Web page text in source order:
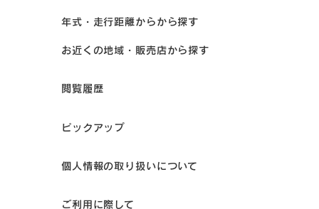
年式・走行距離からから探す
お近くの地域・販売店から探す
閲覧履歴
ピックアップ
個人情報の取り扱いについて
ご利用に際して